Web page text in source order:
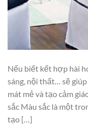
Nếu biết kết hợp hài
sáng, nội thất… sẽ
mát mẻ và tạo cảm
sắc Màu sắc là một
tạo […]